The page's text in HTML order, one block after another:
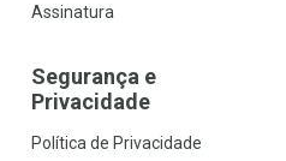
Assinatura
Segurança e
Privacidade
Política de Privacidade